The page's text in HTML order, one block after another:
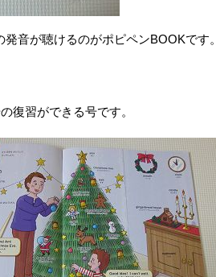
音が聴けるのがポピペンBOOKです。
復習ができる号です。